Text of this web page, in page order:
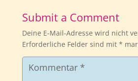
Submit a Comment
Deine E-Mail-Adresse wird nicht
Erforderliche Felder sind mit *